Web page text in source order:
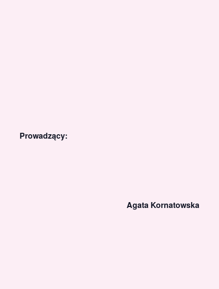
Prowadzący:
Agata Kornatowska